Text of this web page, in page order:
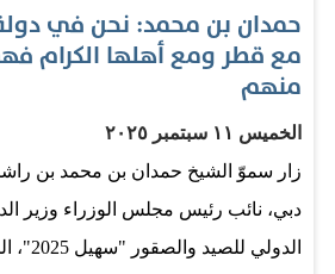
حمدان بن محمد: نحن في
مع قطر ومع أهلها الكرام
منهم
الخميس ١١ سبتمبر ٢٠٢٥
زار سموّ الشيخ حمدان بن محمد بن
دبي، نائب رئيس مجلس الوزراء وزير
الدولي